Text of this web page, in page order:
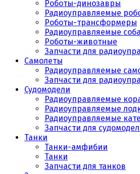
Роботы-динозавры
Радиоуправляемые
Роботы-трансформеры
Радиоуправляемые
Роботы-животные
Запчасти для
Самолеты
Радиоуправляемые
Запчасти для
Судомодели
Радиоуправляемые
Радиоуправляемые
Радиоуправляемые
Запчасти для
Танки
Танки-амфибии
Танки
Запчасти для танков